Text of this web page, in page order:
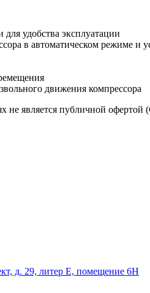
удобства эксплуатации
в автоматическом режиме и
движения компрессора
не является публичной
д. 29, литер Е, помещение 6Н